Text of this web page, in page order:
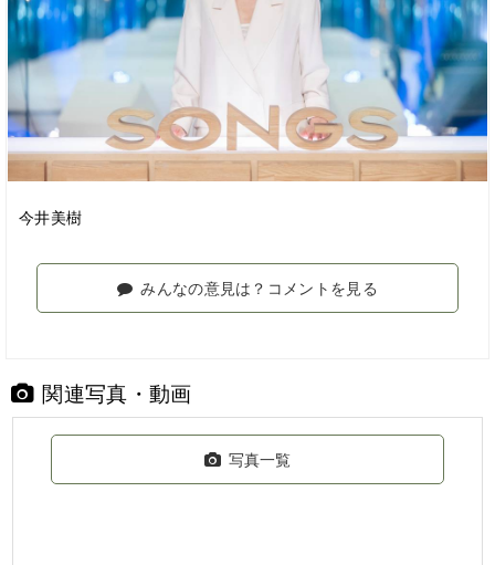
今井美樹
みんなの意見は？コメントを見る
関連写真・動画
写真一覧